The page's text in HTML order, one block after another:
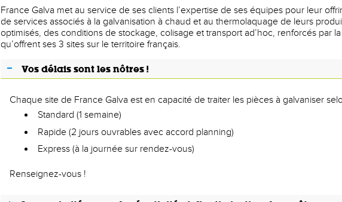
France Galva met au service de ses clients l’expertise de ses équipes pour leur
de services associés à la galvanisation à chaud et au thermolaquage de leurs
optimisés, des conditions de stockage, colisage et transport ad’hoc, renforcés par
qu’offrent ses 3 sites sur le territoire français.
Vos délais sont les nôtres !
Chaque site de France Galva est en capacité de traiter les pièces à galvaniser
Standard (1 semaine)
Rapide (2 jours ouvrables avec accord planning)
Express (à la journée sur rendez-vous)
Renseignez-vous !